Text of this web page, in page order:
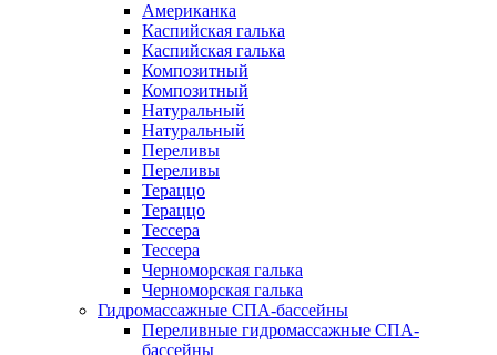
Американка
Каспийская галька
Каспийская галька
Композитный
Композитный
Натуральный
Натуральный
Переливы
Переливы
Тераццо
Тераццо
Тессера
Тессера
Черноморская галька
Черноморская галька
Гидромассажные СПА-бассейны
Переливные гидромассажные СПА-
бассейны